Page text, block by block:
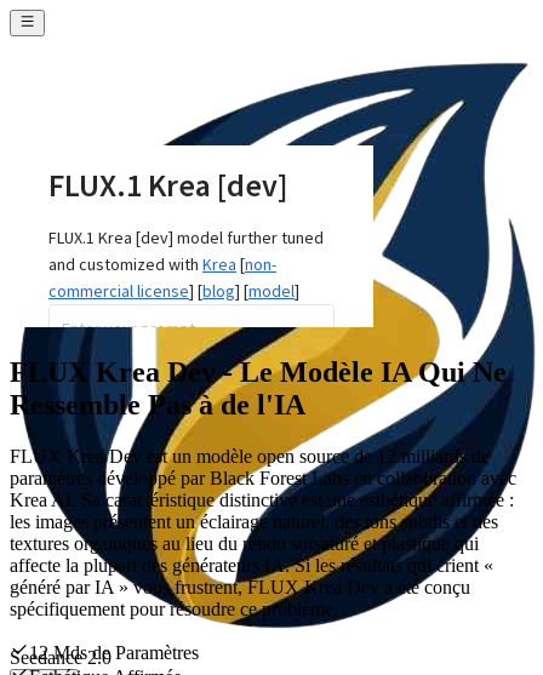
Seedance 2.0
FLUX Krea Dev - Le Modèle IA Qui Ne
Ressemble Pas à de l'IA
FLUX Krea Dev est un modèle open source de 12 milliards de
paramètres développé par Black Forest Labs en collaboration avec
Krea AI. Sa caractéristique distinctive est une esthétique affirmée :
les images présentent un éclairage naturel, des tons subtils et des
textures organiques au lieu du rendu sursaturé et plastique qui
affecte la plupart des générateurs IA. Si les résultats qui crient «
généré par IA » vous frustrent, FLUX Krea Dev a été conçu
spécifiquement pour résoudre ce problème.
12 Mds de Paramètres